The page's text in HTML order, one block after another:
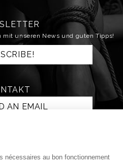
mit unseren News und guten Tipps!
AN EMAIL